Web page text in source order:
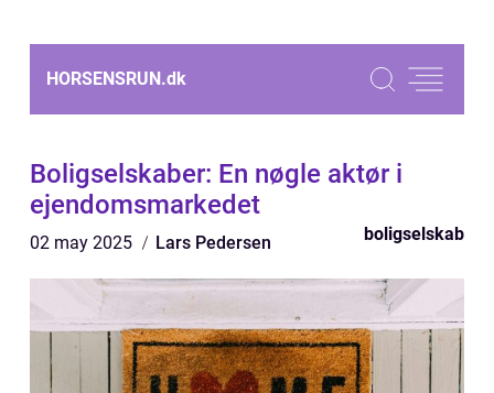
HORSENSRUN.dk
Boligselskaber: En nøgle aktør i
ejendomsmarkedet
02 may 2025 Lars Pedersen boligselskab